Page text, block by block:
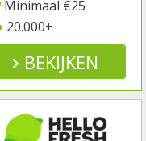
Minimaal €25
20.000+
BEKIJKEN